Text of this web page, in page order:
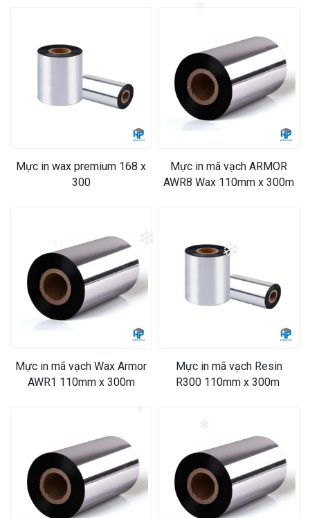
Mực in wax premium 168 x
300
Mực in mã vạch ARMOR
AWR8 Wax 110mm x 300m
Mực in mã vạch Wax Armor
AWR1 110mm x 300m
Mực in mã vạch Resin
R300 110mm x 300m
❄
❄
❄
❄
❄